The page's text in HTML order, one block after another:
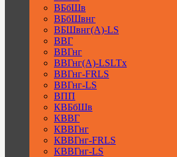
ВБбШв
ВБбШвнг
ВБШвнг(А)-LS
ВВГ
ВВГнг
ВВГнг(А)-LSLTx
ВВГнг-FRLS
ВВГнг-LS
ВПП
КВБбШв
КВВГ
КВВГнг
КВВГнг-FRLS
КВВГнг-LS